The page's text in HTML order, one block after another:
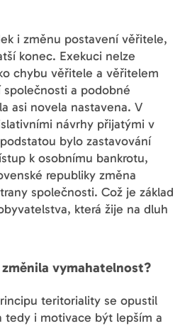
i změnu postavení věřitele,
konec. Exekuci nelze
chybu věřitele a věřitelem
a podobné
asi novela nastavena. V
návrhy přijatými v
bylo zastavování
k osobnímu bankrotu,
republiky změna
společnosti. Což je základ
která žije na dluh
vymahatelnost?
teritoriality se opustil
tedy i motivace být lepším a